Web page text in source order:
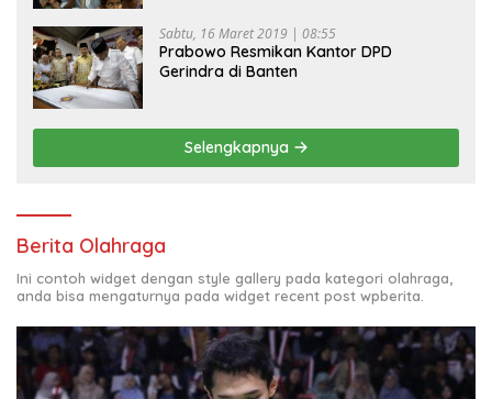
Sabtu, 16 Maret 2019 | 08:55
Prabowo Resmikan Kantor DPD
Gerindra di Banten
Selengkapnya
Berita Olahraga
Ini contoh widget dengan style gallery pada kategori olahraga,
anda bisa mengaturnya pada widget recent post wpberita.